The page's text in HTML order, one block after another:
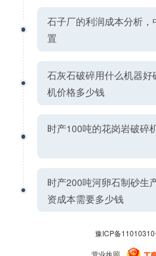
石子厂的利润成本分析
置
石灰石破碎用什么机器
机价格多少钱
时产100吨的花岗岩破碎
时产200吨河卵石制砂生
资成本需要多少钱
豫ICP备